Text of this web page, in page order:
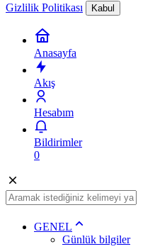
Gizlilik Politikası Kabul
Anasayfa
Akış
Hesabım
Bildirimler
0
GENEL
Günlük bilgiler